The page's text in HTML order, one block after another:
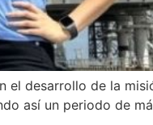
desarrollo de la
así un periodo de